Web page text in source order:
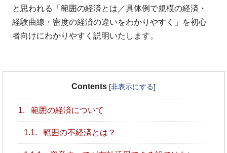
と思われる「範囲の経済とは／具体例で規模の経済・
経験曲線・密度の経済の違いをわかりやすく」を初心
者向けにわかりやすく説明いたします。
Contents [非表示にする]
1. 範囲の経済について
1.1. 範囲の不経済とは？